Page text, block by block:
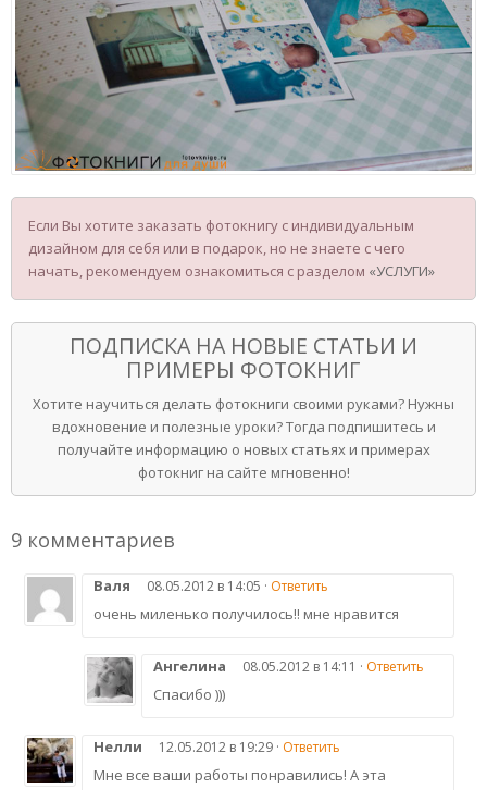
Если Вы хотите заказать фотокнигу с индивидуальным
дизайном для себя или в подарок, но не знаете с чего
начать, рекомендуем ознакомиться с разделом «УСЛУГИ»
ПОДПИСКА НА НОВЫЕ СТАТЬИ И
ПРИМЕРЫ ФОТОКНИГ
Хотите научиться делать фотокниги своими руками? Нужны
вдохновение и полезные уроки? Тогда подпишитесь и
получайте информацию о новых статьях и примерах
фотокниг на сайте мгновенно!
9 комментариев
Валя 08.05.2012 в 14:05 · Ответить
очень миленько получилось!! мне нравится
Ангелина 08.05.2012 в 14:11 · Ответить
Спасибо )))
Нелли 12.05.2012 в 19:29 · Ответить
Мне все ваши работы понравились! А эта